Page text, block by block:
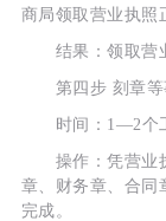
商局领取营业执照
结果：领取营业
第四步 刻章等
时间：1—2个
操作：凭营业执
章、财务章、合同
完成。